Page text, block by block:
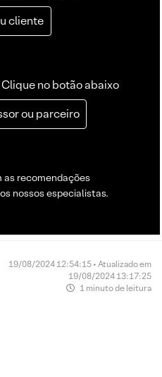
cliente
no botão abaixo
ou parceiro
as recomendações
nossos especialistas.
19/08/2024 12:54:15 • Atualizado em
19/08/2024 13:17:25
1 minuto de leitura